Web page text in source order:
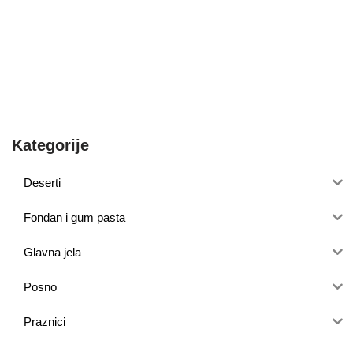
Kategorije
Deserti
Fondan i gum pasta
Glavna jela
Posno
Praznici